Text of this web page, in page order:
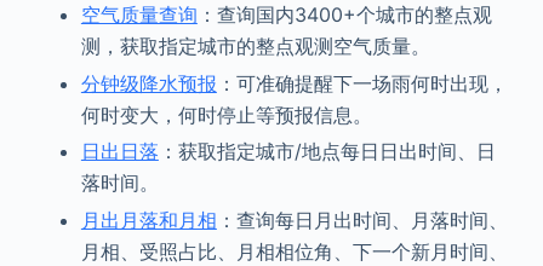
空气质量查询 ：查询国内3400+个城市的整点观
测，获取指定城市的整点观测空气质量。
分钟级降水预报 ：可准确提醒下一场雨何时出现，
何时变大，何时停止等预报信息。
日出日落 ：获取指定城市/地点每日日出时间、日
落时间。
月出月落和月相 ：查询每日月出时间、月落时间、
月相、受照占比、月相相位角、下一个新月时间、